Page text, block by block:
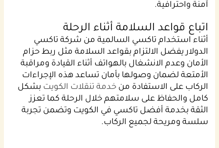
آمنة واحترافية.
اتباع قواعد السلامة أثناء الرحلة
أثناء استخدام تاكسي السالمية من شركة تاكسي
الدولار يفضل الالتزام بقواعد السلامة مثل ربط حزام
الأمان وعدم الانشغال بالهواتف أثناء القيادة ومراقبة
الأمتعة لضمان وصولها بأمان تساعد هذه الإجراءات
الركاب على الاستفادة منخدمة تنقلات الكويت بشكل
كامل والحفاظ على سلامتهم خلال الرحلة كما تعزز
الثقة بخدمة أفضل تاكسي في الكويت وتضمن تجربة
سلسة ومريحة لجميع الركاب.